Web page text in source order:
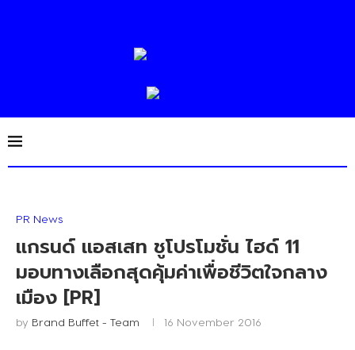
PR News
แกรนด์ แอสเสท ชูโปรโมชั่น ไฮด์ 11
มอบทางเลือกสุดคุ้มค่าเพื่อชีวิตใจกลาง
เมือง [PR]
by Brand Buffet - Team 16 November 2016